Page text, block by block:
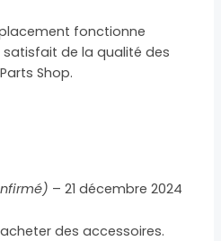
fonctionne
de la qualité des
Shop.
– 21 décembre 2024
des accessoires.